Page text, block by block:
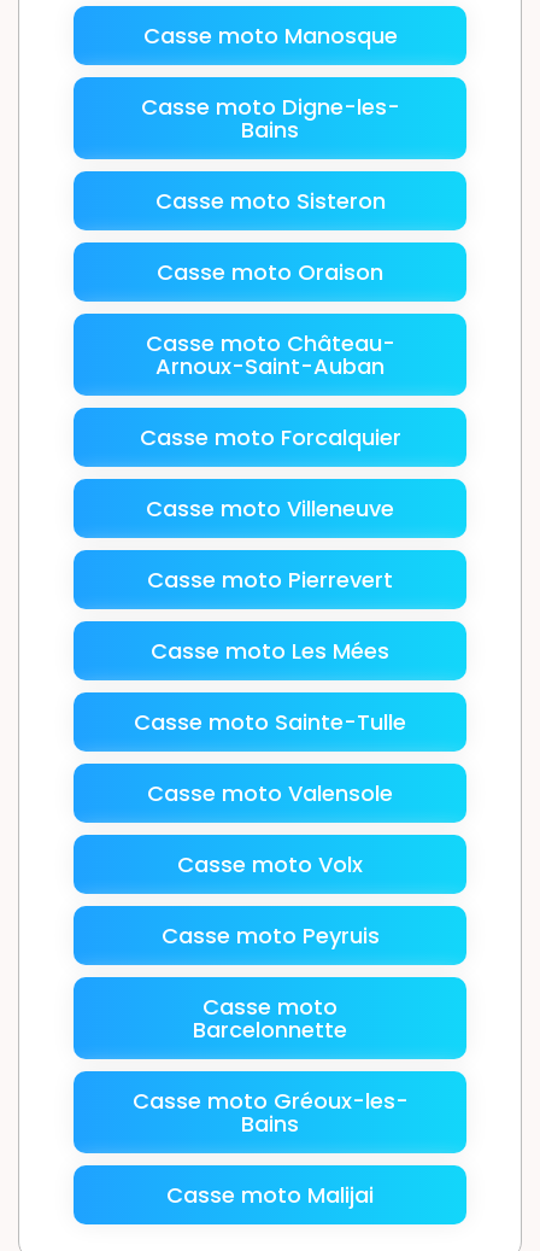
Casse moto Manosque
Casse moto Digne-les-
Bains
Casse moto Sisteron
Casse moto Oraison
Casse moto Château-
Arnoux-Saint-Auban
Casse moto Forcalquier
Casse moto Villeneuve
Casse moto Pierrevert
Casse moto Les Mées
Casse moto Sainte-Tulle
Casse moto Valensole
Casse moto Volx
Casse moto Peyruis
Casse moto
Barcelonnette
Casse moto Gréoux-les-
Bains
Casse moto Malijai